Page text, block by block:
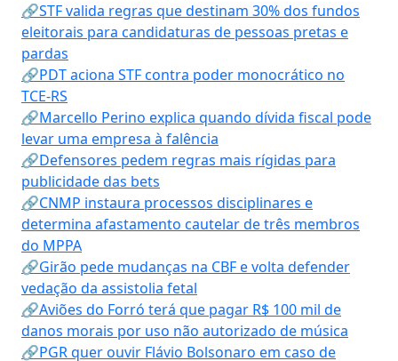
🔗STF valida regras que destinam 30% dos fundos
eleitorais para candidaturas de pessoas pretas e
pardas
🔗PDT aciona STF contra poder monocrático no
TCE-RS
🔗Marcello Perino explica quando dívida fiscal pode
levar uma empresa à falência
🔗Defensores pedem regras mais rígidas para
publicidade das bets
🔗CNMP instaura processos disciplinares e
determina afastamento cautelar de três membros
do MPPA
🔗Girão pede mudanças na CBF e volta defender
vedação da assistolia fetal
🔗Aviões do Forró terá que pagar R$ 100 mil de
danos morais por uso não autorizado de música
🔗PGR quer ouvir Flávio Bolsonaro em caso de